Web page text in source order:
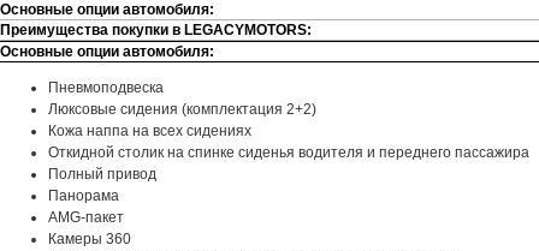
Основные опции автомобиля:
Преимущества покупки в LEGACYMOTORS:
Основные опции автомобиля:
Пневмоподвеска
Люксовые сидения (комплектация 2+2)
Кожа наппа на всех сидениях
Откидной столик на спинке сиденья водителя и переднего пассажира
Полный привод
Панорама
AMG-пакет
Камеры 360